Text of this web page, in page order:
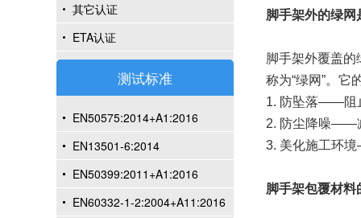
其它认证
ETA认证
测试标准
EN50575:2014+A1:2016
EN13501-6:2014
EN50399:2011+A1:2016
EN60332-1-2:2004+A11:2016
脚手架外的绿网
脚手架外覆盖的
称为“绿网”。它
1. 防坠落——阻
2. 防尘降噪——
3. 美化施工环
脚手架包覆材